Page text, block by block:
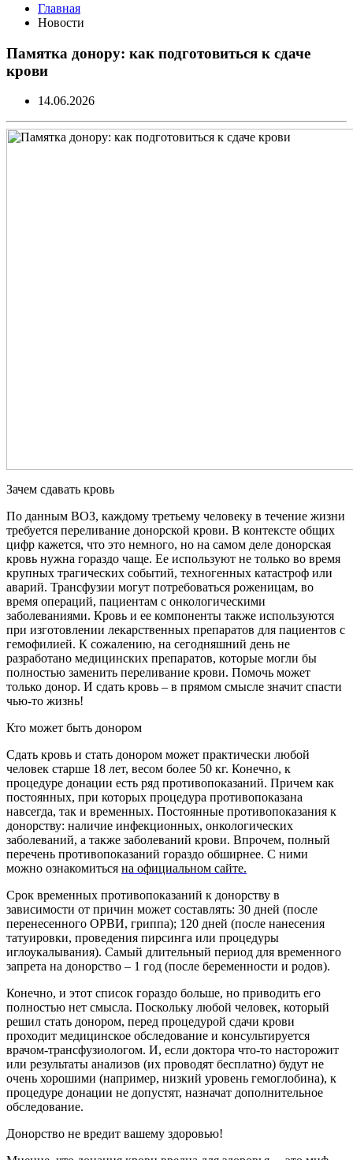
Главная
Новости
Памятка донору: как подготовиться к сдаче
крови
14.06.2026
Зачем сдавать кровь
По данным ВОЗ, каждому третьему человеку в течение жизни
требуется переливание донорской крови. В контексте общих
цифр кажется, что это немного, но на самом деле донорская
кровь нужна гораздо чаще. Ее используют не только во время
крупных трагических событий, техногенных катастроф или
аварий. Трансфузии могут потребоваться роженицам, во
время операций, пациентам с онкологическими
заболеваниями. Кровь и ее компоненты также используются
при изготовлении лекарственных препаратов для пациентов с
гемофилией. К сожалению, на сегодняшний день не
разработано медицинских препаратов, которые могли бы
полностью заменить переливание крови. Помочь может
только донор. И сдать кровь – в прямом смысле значит спасти
чью-то жизнь!
Кто может быть донором
Сдать кровь и стать донором может практически любой
человек старше 18 лет, весом более 50 кг. Конечно, к
процедуре донации есть ряд противопоказаний. Причем как
постоянных, при которых процедура противопоказана
навсегда, так и временных. Постоянные противопоказания к
донорству: наличие инфекционных, онкологических
заболеваний, а также заболеваний крови. Впрочем, полный
перечень противопоказаний гораздо обширнее. С ними
можно ознакомиться на официальном сайте.
Срок временных противопоказаний к донорству в
зависимости от причин может составлять: 30 дней (после
перенесенного ОРВИ, гриппа); 120 дней (после нанесения
татуировки, проведения пирсинга или процедуры
иглоукалывания). Самый длительный период для временного
запрета на донорство – 1 год (после беременности и родов).
Конечно, и этот список гораздо больше, но приводить его
полностью нет смысла. Поскольку любой человек, который
решил стать донором, перед процедурой сдачи крови
проходит медицинское обследование и консультируется
врачом-трансфузиологом. И, если доктора что-то насторожит
или результаты анализов (их проводят бесплатно) будут не
очень хорошими (например, низкий уровень гемоглобина), к
процедуре донации не допустят, назначат дополнительное
обследование.
Донорство не вредит вашему здоровью!